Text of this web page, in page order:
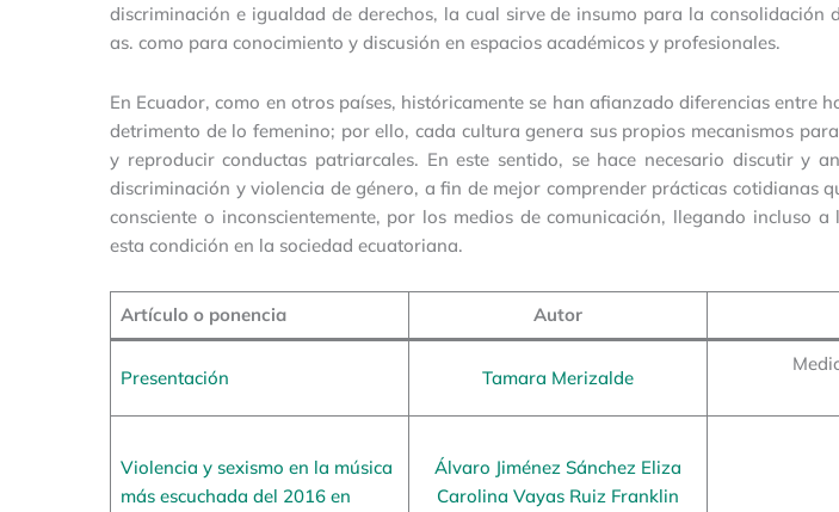
discriminación e igualdad de derechos, la cual sirve de insumo para la consolidación
as. como para conocimiento y discusión en espacios académicos y profesionales.
En Ecuador, como en otros países, históricamente se han afianzado diferencias entre
detrimento de lo femenino; por ello, cada cultura genera sus propios mecanismos
y reproducir conductas patriarcales. En este sentido, se hace necesario discutir y
discriminación y violencia de género, a fin de mejor comprender prácticas cotidianas
consciente o inconscientemente, por los medios de comunicación, llegando incluso
esta condición en la sociedad ecuatoriana.
Artículo o ponencia Autor
Presentación Tamara Merizalde
Violencia y sexismo en la música
más escuchada del 2016 en
Álvaro Jiménez Sánchez Eliza
Carolina Vayas Ruiz Franklin